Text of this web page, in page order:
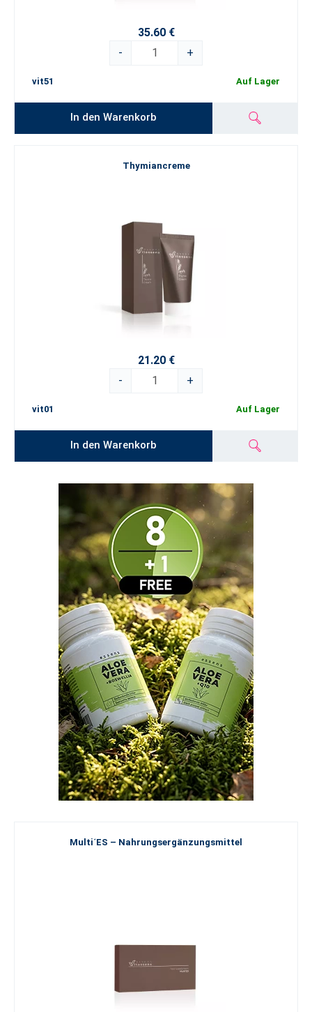
35.60 €
-
+
vit51 Auf Lager
In den Warenkorb
Thymiancreme
21.20 €
-
+
vit01 Auf Lager
In den Warenkorb
Multi´ES – Nahrungsergänzungsmittel